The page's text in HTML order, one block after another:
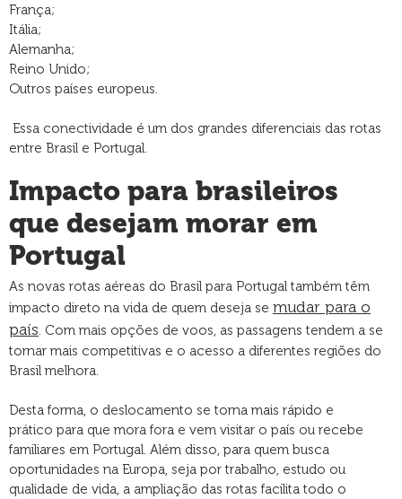
França;
Itália;
Alemanha;
Reino Unido;
Outros países europeus.
Essa conectividade é um dos grandes diferenciais das rotas
entre Brasil e Portugal.
Impacto para brasileiros
que desejam morar em
Portugal
As novas rotas aéreas do Brasil para Portugal também têm
impacto direto na vida de quem deseja se mudar para o
país. Com mais opções de voos, as passagens tendem a se
tornar mais competitivas e o acesso a diferentes regiões do
Brasil melhora.
Desta forma, o deslocamento se torna mais rápido e
prático para que mora fora e vem visitar o país ou recebe
familiares em Portugal. Além disso, para quem busca
oportunidades na Europa, seja por trabalho, estudo ou
qualidade de vida, a ampliação das rotas facilita todo o